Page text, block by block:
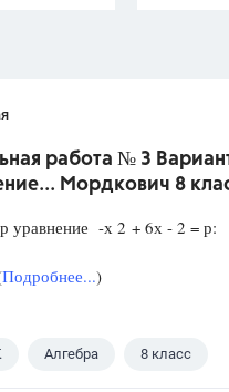
работа № 3
Мордкович 8
уравнение -х 2 + 6х - 2 = р:
Подробнее...)
Алгебра 8 класс